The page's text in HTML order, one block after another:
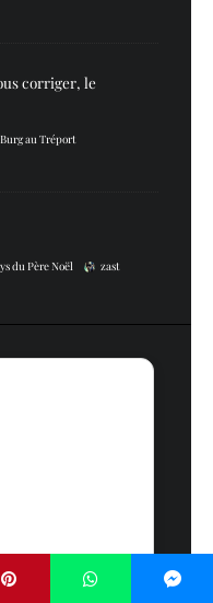
corriger, le
au Tréport
du Père Noël zast
Avion